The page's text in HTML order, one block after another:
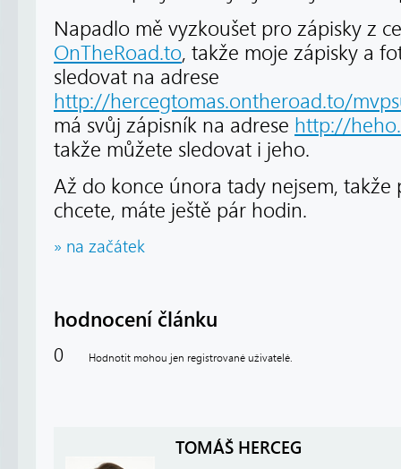
Napadlo mě vyzkoušet pro zápisky z
OnTheRoad.to, takže moje zápisky a
sledovat na adrese
http://hercegtomas.ontheroad.to/
má svůj zápisník na adrese http://
takže můžete sledovat i jeho.
Až do konce února tady nejsem,
chcete, máte ještě pár hodin.
» na začátek
hodnocení článku
0 Hodnotit mohou jen registrované uživatelé.
TOMÁŠ HERCEG